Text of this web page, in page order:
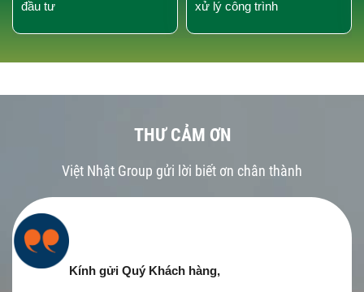
đầu tư
xử lý công trình
THƯ CẢM ƠN
Việt Nhật Group gửi lời biết ơn chân thành
Kính gửi Quý Khách hàng,